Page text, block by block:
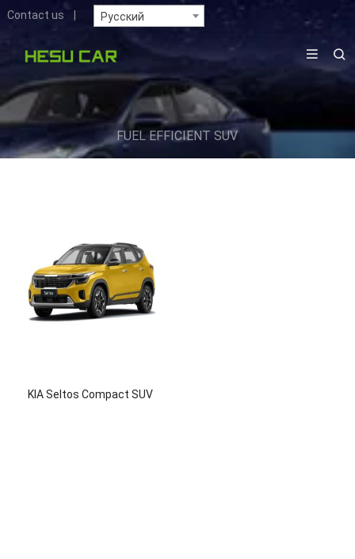
Contact us Русский
FUEL EFFICIENT SUV
KIA Seltos Compact SUV